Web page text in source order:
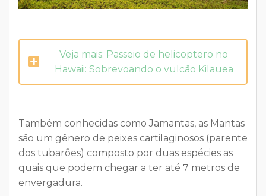
Veja mais: Passeio de helicoptero no
Hawaii: Sobrevoando o vulcão Kilauea
Também conhecidas como Jamantas, as Mantas
são um gênero de peixes cartilaginosos (parente
dos tubarões) composto por duas espécies as
quais que podem chegar a ter até 7 metros de
envergadura.